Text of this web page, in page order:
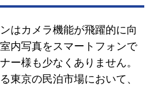
はカメラ機能が飛躍的に向
内写真をスマートフォンで
ー様も少なくありません。
東京の民泊市場において、